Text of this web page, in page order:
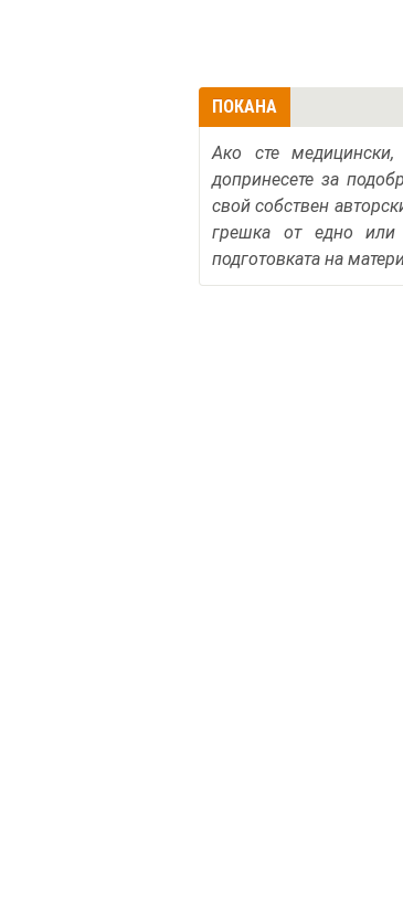
ПОКАНА
Ако сте
допринесете за
свой собствен
грешка от едно или
подготовката на